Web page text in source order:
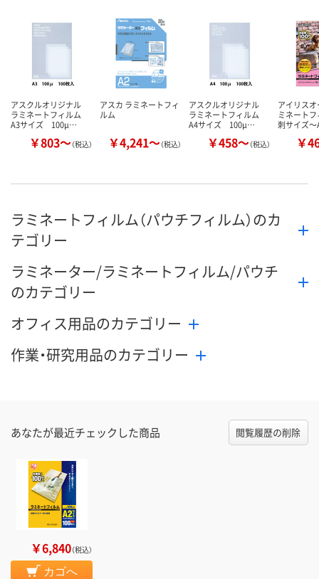
数量
カゴへ
数量
カ
アスクルオリジナル
ラミネートフィルム
A3サイズ 100μ…
￥803～（税込）
アスカ ラミネートフィ
ルム
￥4,241～（税込）
アスクルオリジナル
ラミネートフィルム
A4サイズ 100μ…
￥458～（税込）
アイリス
ミネート
刺サイズ
￥
ラミネートフィルム（パウチフィルム）のカ
テゴリー
ラミネーター/ラミネートフィルム/パウチ
のカテゴリー
オフィス用品のカテゴリー
作業・研究用品のカテゴリー
あなたが最近チェックした商品 閲覧履歴の削除
￥6,840（税込）
カゴへ